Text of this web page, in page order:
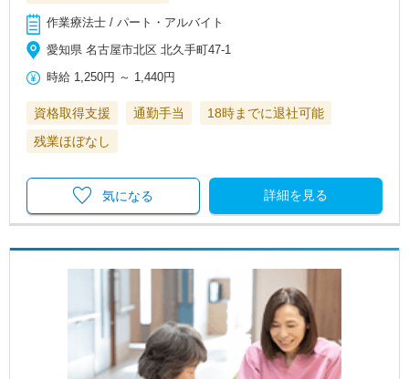
作業療法士 / パート・アルバイト
愛知県 名古屋市北区 北久手町47-1
時給 1,250円 ～ 1,440円
資格取得支援 通勤手当
18時までに退社可能
残業ほぼなし
詳細を見る
気になる